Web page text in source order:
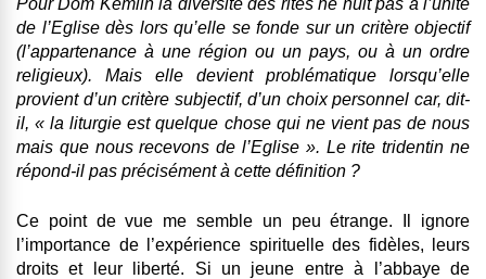
de l’Eglise dès lors qu’elle se fonde sur un critère objectif
(l’appartenance à une région ou un pays, ou à un ordre
religieux). Mais elle devient problématique lorsqu’elle
provient d’un critère subjectif, d’un choix personnel car, dit-
il, « la liturgie est quelque chose qui ne vient pas de nous
mais que nous recevons de l’Eglise ». Le rite tridentin ne
répond-il pas précisément à cette définition ?
Ce point de vue me semble un peu étrange. Il ignore
l’importance de l’expérience spirituelle des fidèles, leurs
droits et leur liberté. Si un jeune entre à l’abbaye de